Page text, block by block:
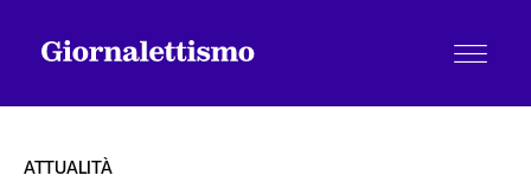
ATTUALITÀ